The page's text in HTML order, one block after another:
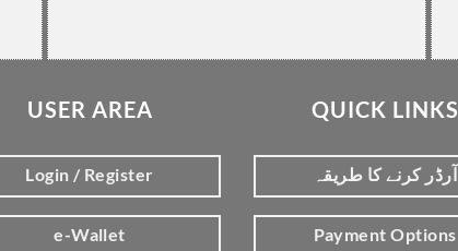
USER AREA
Login / Register
e-Wallet
QUICK LINKS
آرڈر کرنے کا طریقہ
Payment Options